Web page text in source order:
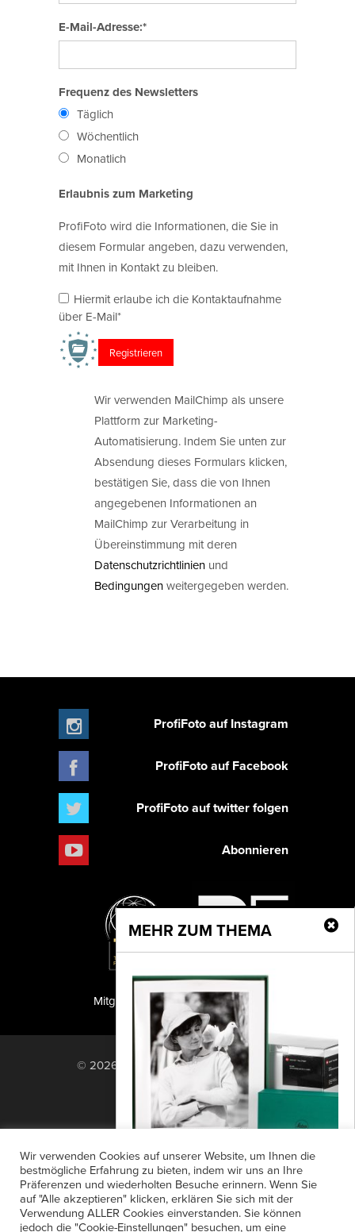
E-Mail-Adresse:*
Frequenz des Newsletters
Täglich
Wöchentlich
Monatlich
Erlaubnis zum Marketing
ProfiFoto wird die Informationen, die Sie in
diesem Formular angeben, dazu verwenden,
mit Ihnen in Kontakt zu bleiben.
Hiermit erlaube ich die Kontaktaufnahme
über E-Mail*
Wir verwenden MailChimp als unsere
Plattform zur Marketing-
Automatisierung. Indem Sie unten zur
Absendung dieses Formulars klicken,
bestätigen Sie, dass die von Ihnen
angegebenen Informationen an
MailChimp zur Verarbeitung in
Übereinstimmung mit deren
Datenschutzrichtlinien und
Bedingungenweitergegeben werden.
MEHR ZUM THEMA
42. Leitz Photographica Auction
Historische Fotoapparate und ikonische
ProfiFoto auf Instagram
ProfiFoto auf Facebook
ProfiFoto auf twitter folgen
Abonnieren
PF Publishing GmbH
Mitglied der TIPA
© 2026 PF Publishing GmbH. All rights
reserved.
Nach oben
Anzeigensuche
Shop
Zahlungsarten
Widerrufsbelehrung
Datenschutz
AGB
Newsletter-Anmeldung
Wir verwenden Cookies auf unserer Website, um Ihnen die
bestmögliche Erfahrung zu bieten, indem wir uns an Ihre
Präferenzen und wiederholten Besuche erinnern. Wenn Sie
auf "Alle akzeptieren" klicken, erklären Sie sich mit der
Verwendung ALLER Cookies einverstanden. Sie können
jedoch die "Cookie-Einstellungen" besuchen, um eine